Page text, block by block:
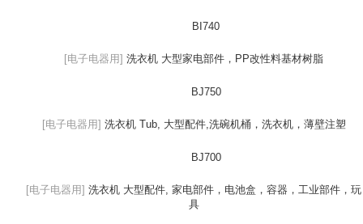
BI740
[电子电器用] 洗衣机 大型家电部件，PP改性料基材树脂
BJ750
[电子电器用] 洗衣机 Tub, 大型配件,洗碗机桶，洗衣机，薄壁注塑
BJ700
[电子电器用] 洗衣机 大型配件, 家电部件，电池盒，容器，工业部件，玩
具